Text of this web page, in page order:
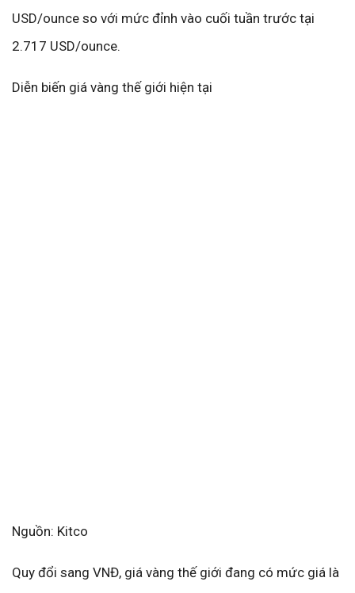
USD/ounce so với mức đỉnh vào cuối tuần trước tại
2.717 USD/ounce.
Diễn biến giá vàng thế giới hiện tại
Nguồn: Kitco
Quy đổi sang VNĐ, giá vàng thế giới đang có mức giá là